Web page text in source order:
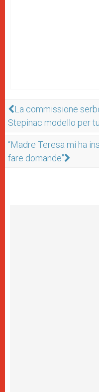
La commissione
Stepinac modello per
“Madre Teresa mi ha
fare domande"